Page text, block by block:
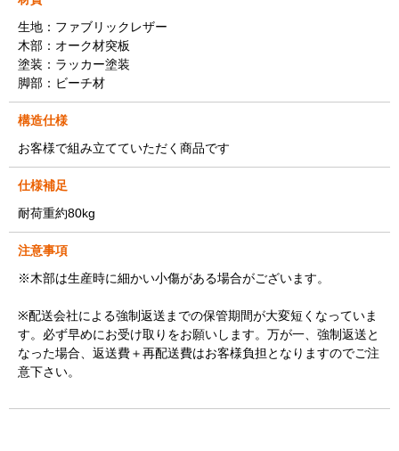
生地：ファブリックレザー
木部：オーク材突板
塗装：ラッカー塗装
脚部：ビーチ材
構造仕様
お客様で組み立てていただく商品です
仕様補足
耐荷重約80kg
注意事項
※木部は生産時に細かい小傷がある場合がございます。
※配送会社による強制返送までの保管期間が大変短くなっていま
す。必ず早めにお受け取りをお願いします。万が一、強制返送と
なった場合、返送費＋再配送費はお客様負担となりますのでご注
意下さい。